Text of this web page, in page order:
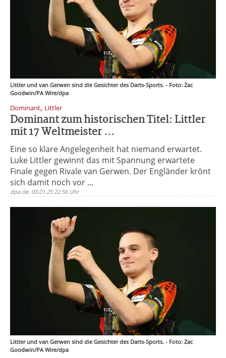
Littler und van Gerwen sind die Gesichter des Darts-Sports. - Foto: Zac
Goodwin/PA Wire/dpa
Dominant, Littler
Dominant zum historischen Titel: Littler
mit 17 Weltmeister ...
Eine so klare Angelegenheit hat niemand erwartet.
Luke Littler gewinnt das mit Spannung erwartete
Finale gegen Rivale van Gerwen. Der Engländer krönt
sich damit noch vor ...
dpa.de, 03.01.25 22:56 Uhr
Littler und van Gerwen sind die Gesichter des Darts-Sports. - Foto: Zac
Goodwin/PA Wire/dpa